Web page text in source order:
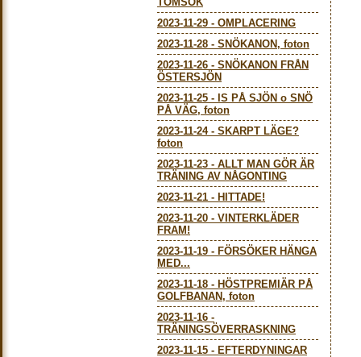
2023-11-29 - OMPLACERING
2023-11-28 - SNÖKANON, foton
2023-11-26 - SNÖKANON FRÅN
ÖSTERSJÖN
2023-11-25 - IS PÅ SJÖN o SNÖ
PÅ VÄG, foton
2023-11-24- SKARPT LÄGE?
foton
2023-11-23 - ALLT MAN GÖR ÄR
TRÄNING AV NÅGONTING
2023-11-21 - HITTADE!
2023-11-20 - VINTERKLÄDER
FRAM!
2023-11-19 - FÖRSÖKER HÄNGA
MED...
2023-11-18 - HÖSTPREMIÄR PÅ
GOLFBANAN, foton
2023-11-16 -
TRÄNINGSÖVERRASKNING
2023-11-15 - EFTERDYNINGAR